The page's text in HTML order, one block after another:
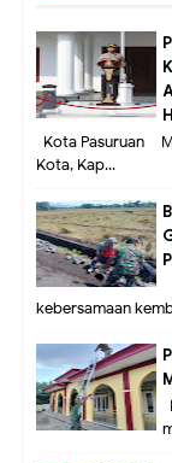
Kota Pasuruan –
Kota, Kap...
kebersamaan